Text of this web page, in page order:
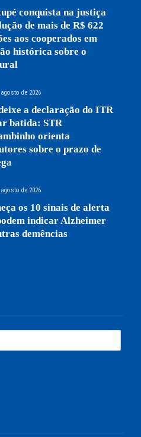
conquista na justiça
de mais de R$ 622
aos cooperados em
histórica sobre o
agosto de 2026
a declaração do ITR
batida: STR
orienta
sobre o prazo de
agosto de 2026
os 10 sinais de alerta
indicar Alzheimer
demências